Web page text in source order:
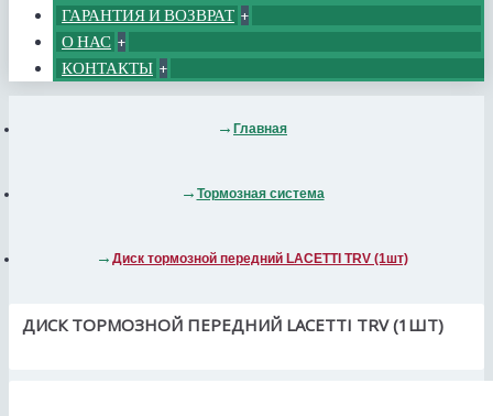
ГАРАНТИЯ И ВОЗВРАТ +
О НАС +
КОНТАКТЫ +
Главная
Тормозная система
Диск тормозной передний LACETTI TRV (1шт)
ДИСК ТОРМОЗНОЙ ПЕРЕДНИЙ LACETTI TRV (1ШТ)